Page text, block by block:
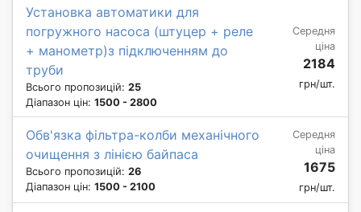
Установка автоматики для
погружного насоса (штуцер + реле
+ манометр)з підключенням до
труби
Всього пропозицій: 25
Діапазон цін: 1500 - 2800
Середня
ціна
2184
грн/шт.
Обв'язка фільтра-колби механічного
очищення з лінією байпаса
Всього пропозицій: 26
Діапазон цін: 1500 - 2100
Середня
ціна
1675
грн/шт.